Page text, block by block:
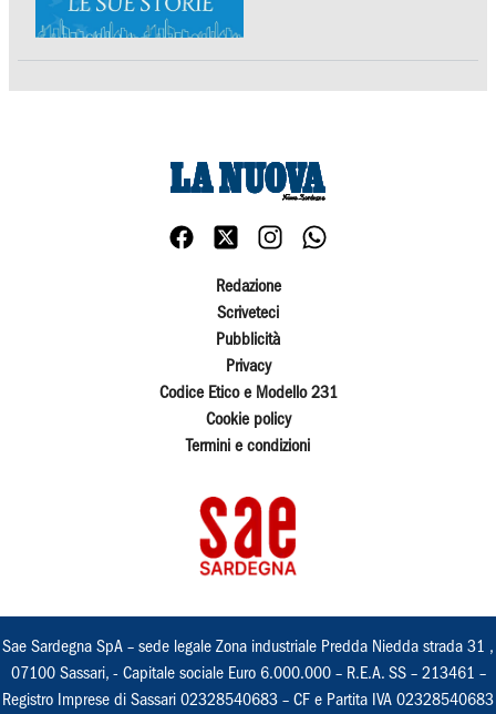
Redazione
Scriveteci
Pubblicità
Privacy
Codice Etico e Modello 231
Cookie policy
Termini e condizioni
Sae Sardegna SpA – sede legale Zona industriale Predda Niedda strada 31 ,
07100 Sassari, - Capitale sociale Euro 6.000.000 – R.E.A. SS – 213461 –
Registro Imprese di Sassari 02328540683 – CF e Partita IVA 02328540683